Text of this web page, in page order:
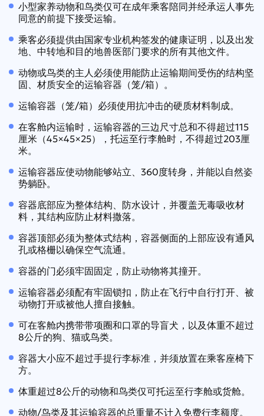
小型家养动物和鸟类仅可在成年乘客陪同并经承运人事先
同意的前提下接受运输。
乘客必须提供由国家专业机构签发的健康证明，以及出发
地、中转地和目的地兽医部门要求的所有其他文件。
动物或鸟类的主人必须使用能防止运输期间受伤的结构坚
固、材质安全的运输容器（笼/箱）。
运输容器（笼/箱）必须使用抗冲击的硬质材料制成。
在客舱内运输时，运输容器的三边尺寸总和不得超过115
厘米（45×45×25），托运至行李舱时，不得超过203厘
米。
运输容器应使动物能够站立、360度转身，并能以自然姿
势躺卧。
容器底部应为整体结构、防水设计，并覆盖无毒吸收材
料，其结构应防止材料撒落。
容器顶部必须为整体式结构，容器侧面的上部应设有通风
孔或格栅以确保空气流通。
容器的门必须牢固固定，防止动物将其撞开。
运输容器必须配有牢固锁扣，防止在飞行中自行打开、被
动物打开或被他人擅自接触。
可在客舱内携带带项圈和口罩的导盲犬，以及体重不超过
8公斤的狗、猫或鸟类。
容器大小应不超过手提行李标准，并须放置在乘客座椅下
方。
体重超过8公斤的动物和鸟类仅可托运至行李舱或货舱。
动物/鸟类及其运输容器的总重量不计入免费行李额度。